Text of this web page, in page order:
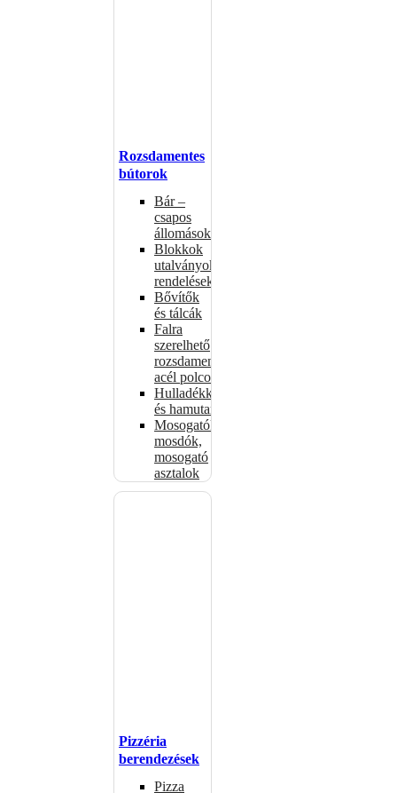
Rozsdamentes
bútorok
Bár –
csapos
állomások
Blokkok
utalványokhoz,
rendelésekhez
Bővítők
és tálcák
Falra
szerelhető
rozsdamentes
acél polcok
Hulladékkosarak
és hamutartók
Mosogatók,
mosdók,
mosogató
asztalok
Pizzéria
berendezések
Pizza